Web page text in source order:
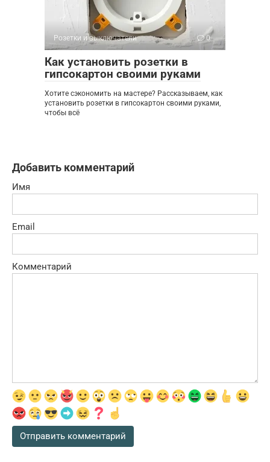
Розетки и выключатели 0
Как установить розетки в
гипсокартон своими руками
Хотите сэкономить на мастере? Рассказываем, как
установить розетки в гипсокартон своими руками,
чтобы всё
Добавить комментарий
Имя
Email
Комментарий